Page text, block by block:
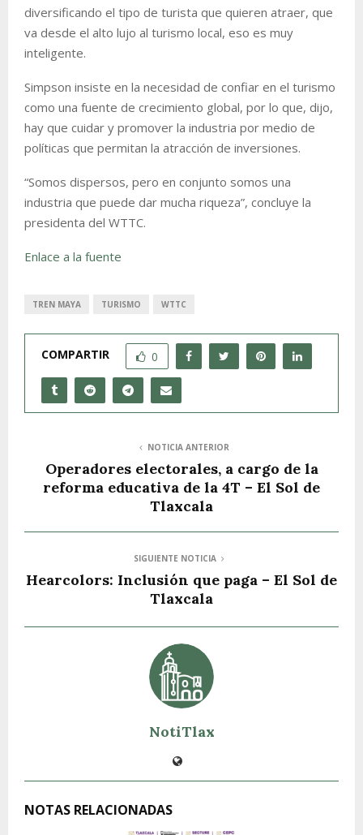
diversificando el tipo de turista que quieren atraer, que
va desde el alto lujo al turismo local, eso es muy
inteligente.
Simpson insiste en la necesidad de confiar en el turismo
como una fuente de crecimiento global, por lo que, dijo,
hay que cuidar y promover la industria por medio de
políticas que permitan la atracción de inversiones.
“Somos dispersos, pero en conjunto somos una
industria que puede dar mucha riqueza”, concluye la
presidenta del WTTC.
Enlace a la fuente
TREN MAYA TURISMO WTTC
COMPARTIR 0
NOTICIA ANTERIOR
Operadores electorales, a cargo de la
reforma educativa de la 4T – El Sol de
Tlaxcala
SIGUIENTE NOTICIA
Hearcolors: Inclusión que paga – El Sol de
Tlaxcala
NotiTlax
NOTAS RELACIONADAS